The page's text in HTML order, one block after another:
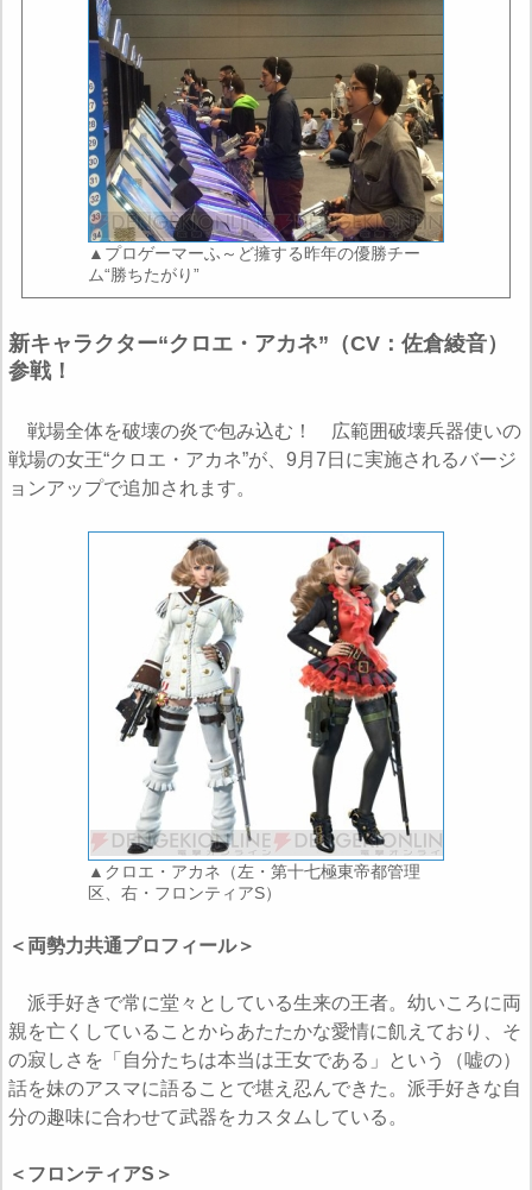
▲プロゲーマーふ～ど擁する昨年の優勝チー
ム“勝ちたがり”
新キャラクター“クロエ・アカネ”（CV：佐倉綾音）
参戦！
戦場全体を破壊の炎で包み込む！ 広範囲破壊兵器使いの
戦場の女王“クロエ・アカネ”が、9月7日に実施されるバージ
ョンアップで追加されます。
▲クロエ・アカネ（左・第十七極東帝都管理
区、右・フロンティアS）
＜両勢力共通プロフィール＞
派手好きで常に堂々としている生来の王者。幼いころに両
親を亡くしていることからあたたかな愛情に飢えており、そ
の寂しさを「自分たちは本当は王女である」という（嘘の）
話を妹のアスマに語ることで堪え忍んできた。派手好きな自
分の趣味に合わせて武器をカスタムしている。
＜フロンティアS＞